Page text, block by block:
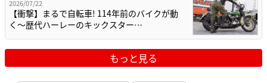
2026/07/22
【衝撃】まるで自転車! 114年前のバイクが動
く〜歴代ハーレーのキックスター…
もっと見る